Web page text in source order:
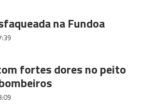
na Fundoa
fortes dores no peito